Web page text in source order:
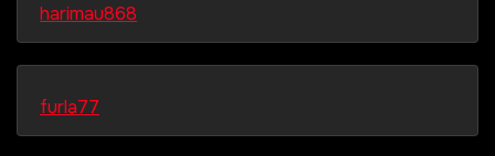
harimau868
furla77